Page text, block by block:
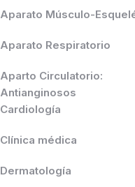
Aparato Músculo-
Aparato Respiratorio
Aparto Circulatorio:
Antianginosos
Cardiología
Clínica médica
Dermatología